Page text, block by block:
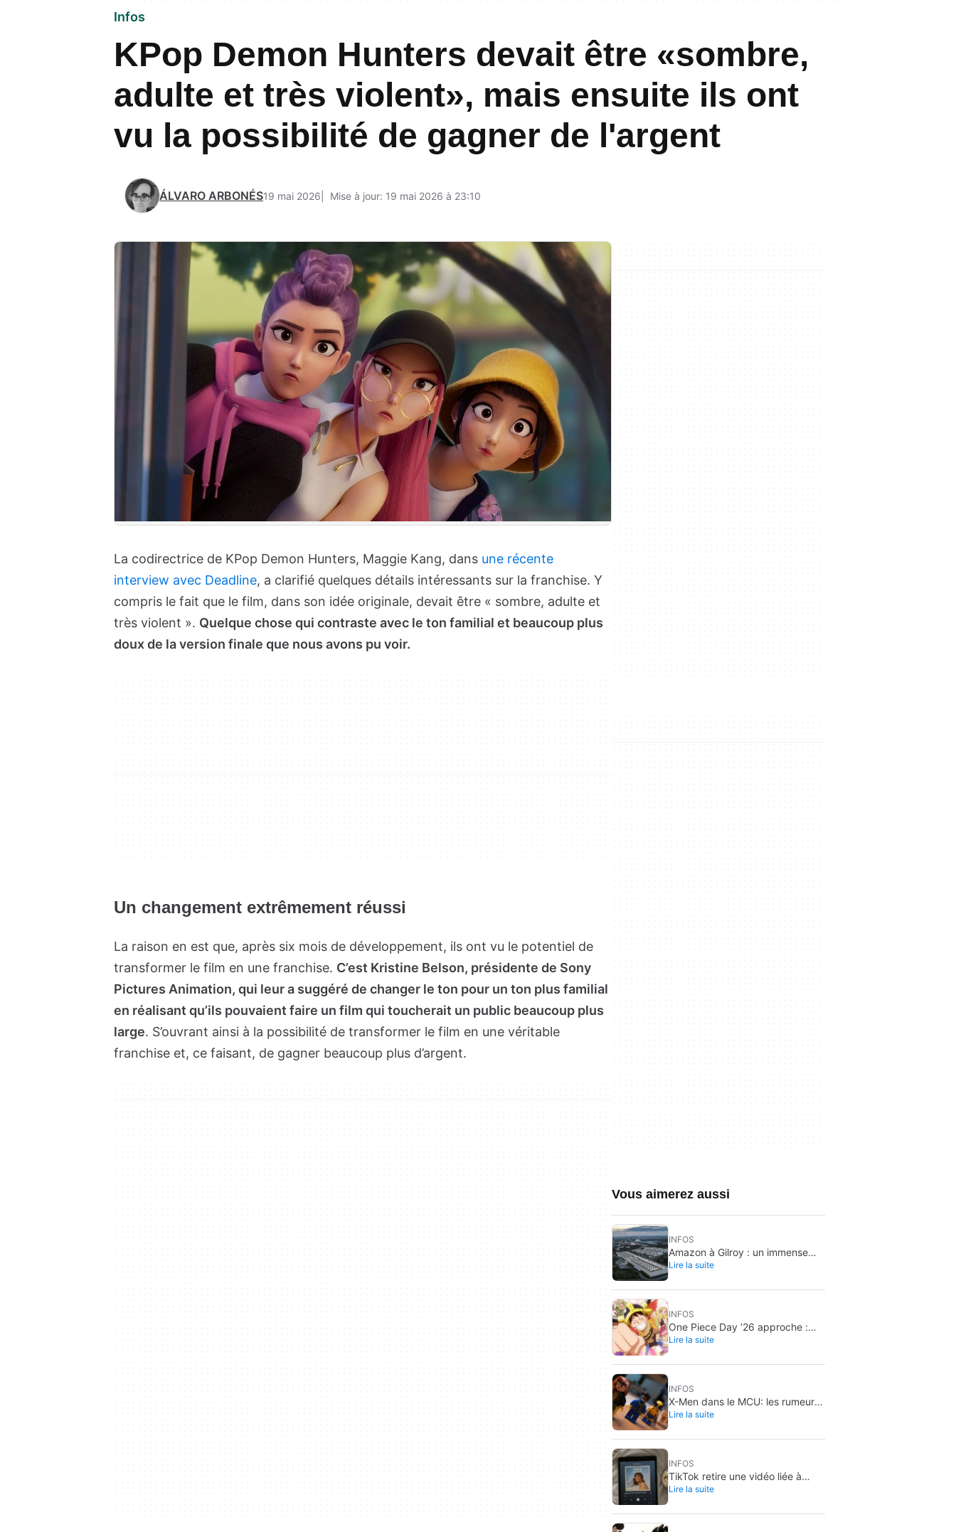
Infos
KPop Demon Hunters devait être «sombre,
adulte et très violent», mais ensuite ils ont
vu la possibilité de gagner de l'argent
ÁLVARO ARBONÉS19 mai 2026 Mise à jour: 19 mai 2026 à 23:10
La codirectrice de KPop Demon Hunters, Maggie Kang, dans une récente
interview avec Deadline, a clarifié quelques détails intéressants sur la franchise. Y
compris le fait que le film, dans son idée originale, devait être « sombre, adulte et
très violent ». Quelque chose qui contraste avec le ton familial et beaucoup plus
doux de la version finale que nous avons pu voir.
Un changement extrêmement réussi
La raison en est que, après six mois de développement, ils ont vu le potentiel de
transformer le film en une franchise. C’est Kristine Belson, présidente de Sony
Pictures Animation, qui leur a suggéré de changer le ton pour un ton plus familial
en réalisant qu’ils pouvaient faire un film qui toucherait un public beaucoup plus
large. S’ouvrant ainsi à la possibilité de transformer le film en une véritable
franchise et, ce faisant, de gagner beaucoup plus d’argent.
Vous aimerez aussi
INFOS
Amazon à Gilroy : un immense
centre de données validé sans
Lire la suite
INFOS
One Piece Day ’26 approche :
rendez-vous les 22 et 23 août
Lire la suite
INFOS
X-Men dans le MCU: les rumeurs
de casting s’accélèrent
Lire la suite
INFOS
TikTok retire une vidéo liée à
Trump avec Taylor Swift: le son
Lire la suite